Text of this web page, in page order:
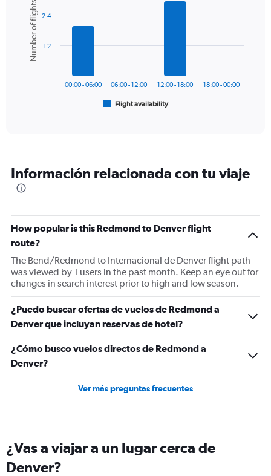
axis
displaying
values.
Range:
chart
with
bars.
The
categories.
The
Y
axis
displaying
Number
of
flights.
0
to
3.6.
graphic.
Number of flights
Flight availability
00:00 - 06:00 06:00 - 12:00 12:00 - 18:00 18:00 - 00:00
1.2
2.4
Información relacionada con tu viaje
How popular is this Redmond to Denver flight
route?
The Bend/Redmond to Internacional de Denver flight path
was viewed by 1 users in the past month. Keep an eye out for
changes in search interest prior to high and low season.
¿Puedo buscar ofertas de vuelos de Redmond a
Denver que incluyan reservas de hotel?
¿Cómo busco vuelos directos de Redmond a
Denver?
Ver más preguntas frecuentes
¿Vas a viajar a un lugar cerca de
Denver?